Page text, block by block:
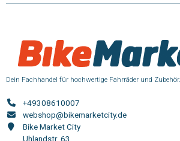
Dein Fachhandel für hochwertige Fahrräder und Zubehör.
+49308610007
webshop@bikemarketcity.de
Bike Market City
Uhlandstr. 63